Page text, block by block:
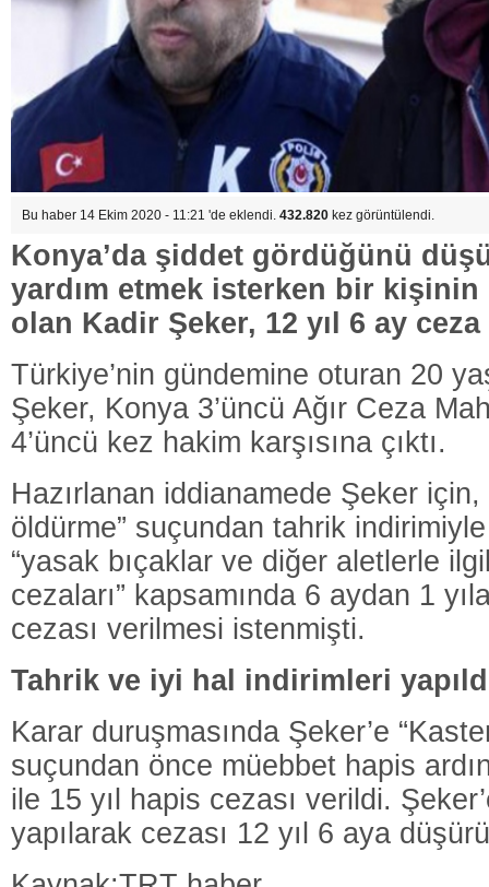
Bu haber 14 Ekim 2020 - 11:21 'de eklendi. 432.820 kez görüntülendi.
Konya’da şiddet gördüğünü
yardım etmek isterken bir
olan Kadir Şeker, 12 yıl 6 ay ceza
Türkiye’nin gündemine oturan 20
Şeker, Konya 3’üncü Ağır Ceza
4’üncü kez hakim karşısına çıktı.
Hazırlanan iddianamede Şeker için,
öldürme” suçundan tahrik
“yasak bıçaklar ve diğer aletlerle
cezaları” kapsamında 6 aydan 1
cezası verilmesi istenmişti.
Tahrik ve iyi hal indirimleri
Karar duruşmasında Şeker’e
suçundan önce müebbet hapis
ile 15 yıl hapis cezası verildi.
yapılarak cezası 12 yıl 6 aya